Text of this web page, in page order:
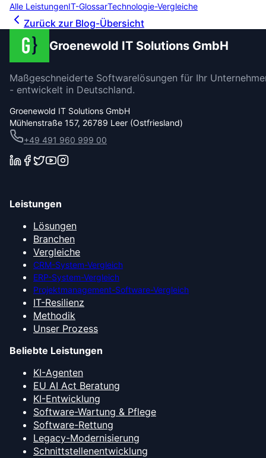
Alle LeistungenIT-GlossarTechnologie-Vergleiche
Zurück zur Blog-Übersicht
Groenewold IT Solutions GmbH
Maßgeschneiderte Softwarelösungen für Ihr
- entwickelt in Deutschland.
Groenewold IT Solutions GmbH
Mühlenstraße 157, 26789 Leer (Ostfriesland)
+49 491 960 999 00
Leistungen
Lösungen
Branchen
Vergleiche
CRM-System-Vergleich
ERP-System-Vergleich
Projektmanagement-Software-Vergleich
IT-Resilienz
Methodik
Unser Prozess
Beliebte Leistungen
KI-Agenten
EU AI Act Beratung
KI-Entwicklung
Software-Wartung & Pflege
Software-Rettung
Legacy-Modernisierung
Schnittstellenentwicklung